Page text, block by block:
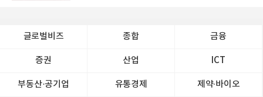
글로벌비즈 종합 금융
증권 산업 ICT
부동산·공기업 유통경제 제약∙바이오